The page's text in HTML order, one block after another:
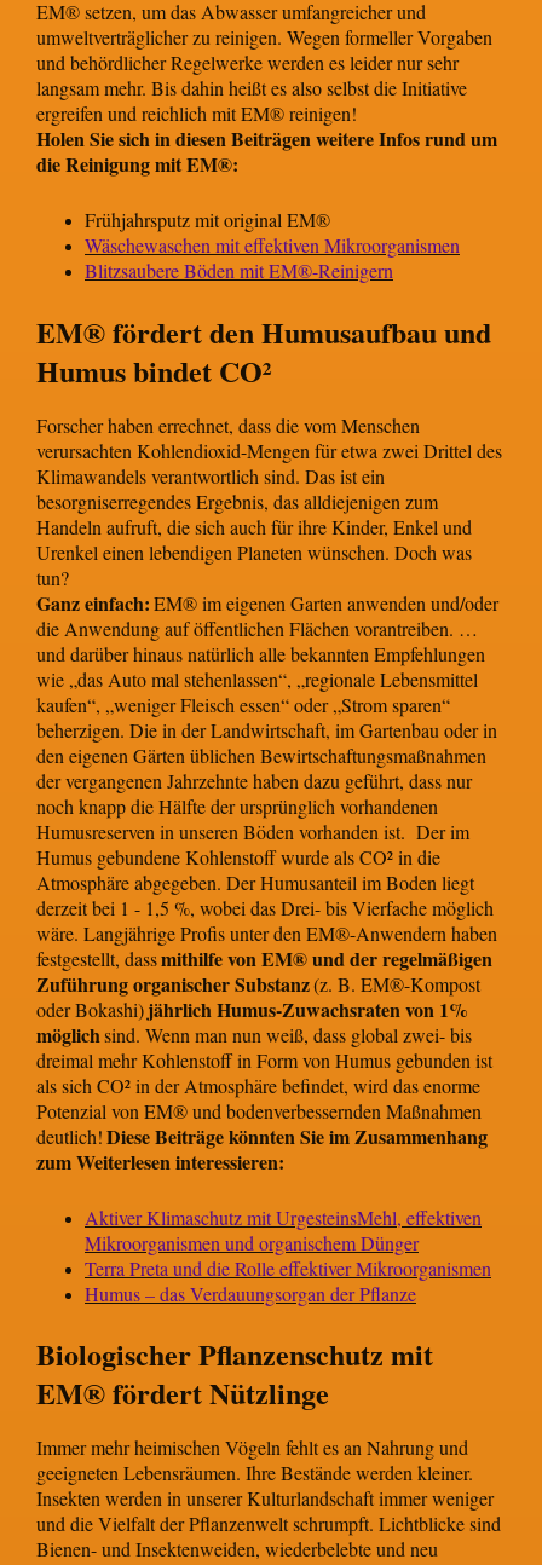
EM® setzen, um das Abwasser umfangreicher und
umweltverträglicher zu reinigen. Wegen formeller Vorgaben
und behördlicher Regelwerke werden es leider nur sehr
langsam mehr. Bis dahin heißt es also selbst die Initiative
ergreifen und reichlich mit EM® reinigen!
Holen Sie sich in diesen Beiträgen weitere Infos rund um
die Reinigung mit EM®:
Frühjahrsputz mit original EM®
Wäschewaschen mit effektiven Mikroorganismen
Blitzsaubere Böden mit EM®-Reinigern
EM® fördert den Humusaufbau und
Humus bindet CO²
Forscher haben errechnet, dass die vom Menschen
verursachten Kohlendioxid-Mengen für etwa zwei Drittel des
Klimawandels verantwortlich sind. Das ist ein
besorgniserregendes Ergebnis, das alldiejenigen zum
Handeln aufruft, die sich auch für ihre Kinder, Enkel und
Urenkel einen lebendigen Planeten wünschen. Doch was
tun?
Ganz einfach:EM® im eigenen Garten anwenden und/oder
die Anwendung auf öffentlichen Flächen vorantreiben. …
und darüber hinaus natürlich alle bekannten Empfehlungen
wie „das Auto mal stehenlassen“, „regionale Lebensmittel
kaufen“, „weniger Fleisch essen“ oder „Strom sparen“
beherzigen. Die in der Landwirtschaft, im Gartenbau oder in
den eigenen Gärten üblichen Bewirtschaftungsmaßnahmen
der vergangenen Jahrzehnte haben dazu geführt, dass nur
noch knapp die Hälfte der ursprünglich vorhandenen
Humusreserven in unseren Böden vorhanden ist. Der im
Humus gebundene Kohlenstoff wurde als CO² in die
Atmosphäre abgegeben. Der Humusanteil im Boden liegt
derzeit bei 1 - 1,5 %, wobei das Drei- bis Vierfache möglich
wäre. Langjährige Profis unter den EM®-Anwendern haben
festgestellt, dassmithilfe von EM® und der regelmäßigen
Zuführung organischer Substanz(z. B. EM®-Kompost
oder Bokashi)jährlich Humus-Zuwachsraten von 1%
möglichsind. Wenn man nun weiß, dass global zwei- bis
dreimal mehr Kohlenstoff in Form von Humus gebunden ist
als sich CO² in der Atmosphäre befindet, wird das enorme
Potenzial von EM® und bodenverbessernden Maßnahmen
deutlich!Diese Beiträge könnten Sie im Zusammenhang
zum Weiterlesen interessieren:
Aktiver Klimaschutz mit UrgesteinsMehl, effektiven
Mikroorganismen und organischem Dünger
Terra Preta und die Rolle effektiver Mikroorganismen
Humus – das Verdauungsorgan der Pflanze
Biologischer Pflanzenschutz mit
EM® fördert Nützlinge
Immer mehr heimischen Vögeln fehlt es an Nahrung und
geeigneten Lebensräumen. Ihre Bestände werden kleiner.
Insekten werden in unserer Kulturlandschaft immer weniger
und die Vielfalt der Pflanzenwelt schrumpft. Lichtblicke sind
Bienen- und Insektenweiden, wiederbelebte und neu